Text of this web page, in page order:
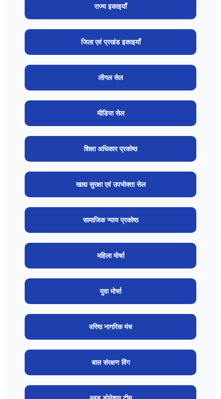
राज्य इकाइयाँ
जिला एवं प्रखंड इकाइयाँ
लीगल सेल
मीडिया सेल
शिक्षा अधिकार प्रकोष्ठ
खाद्य सुरक्षा एवं उपभोक्ता सेल
सामाजिक न्याय प्रकोष्ठ
महिला मोर्चा
युवा मोर्चा
वरिष्ठ नागरिक मंच
बाल संरक्षण विंग